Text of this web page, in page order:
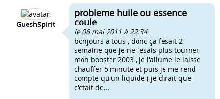
GueshSpirit
probleme huile ou essence
coule
le 06 mai 2011 à 22:34
bonjours a tous , donc ça fesait 2
semaine que je ne fesais plus tourner
mon booster 2003 , je l'allume le laisse
chauffer 5 minute et puis je me rend
compte qu'un liquide ( je dirait que
c'etait de...